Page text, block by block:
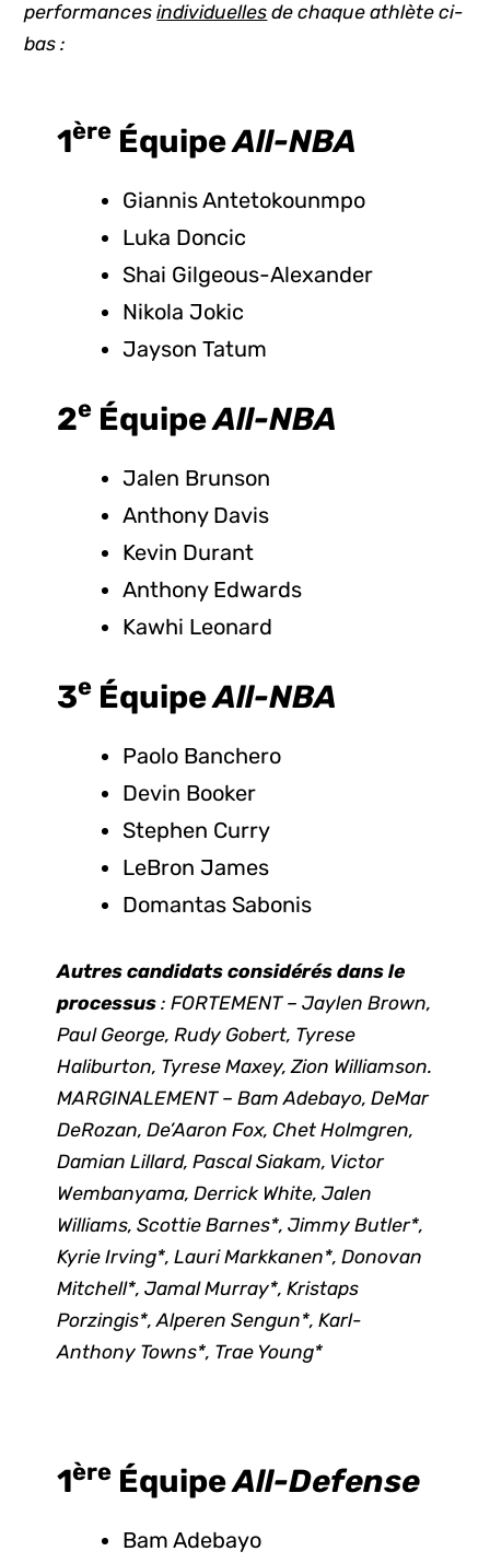
performancesindividuelles de chaque athlète ci-
bas :
1ère ÉquipeAll-NBA
Giannis Antetokounmpo
Luka Doncic
Shai Gilgeous-Alexander
Nikola Jokic
Jayson Tatum
2e ÉquipeAll-NBA
Jalen Brunson
Anthony Davis
Kevin Durant
Anthony Edwards
Kawhi Leonard
3e ÉquipeAll-NBA
Paolo Banchero
Devin Booker
Stephen Curry
LeBron James
Domantas Sabonis
Autres candidats considérés dans le
processus : FORTEMENT – Jaylen Brown,
Paul George, Rudy Gobert, Tyrese
Haliburton, Tyrese Maxey, Zion Williamson.
MARGINALEMENT – Bam Adebayo, DeMar
DeRozan, De’Aaron Fox, Chet Holmgren,
Damian Lillard, Pascal Siakam, Victor
Wembanyama, Derrick White, Jalen
Williams, Scottie Barnes*, Jimmy Butler*,
Kyrie Irving*, Lauri Markkanen*, Donovan
Mitchell*, Jamal Murray*, Kristaps
Porzingis*, Alperen Sengun*, Karl-
Anthony Towns*, Trae Young*
1ère ÉquipeAll-Defense
Bam Adebayo